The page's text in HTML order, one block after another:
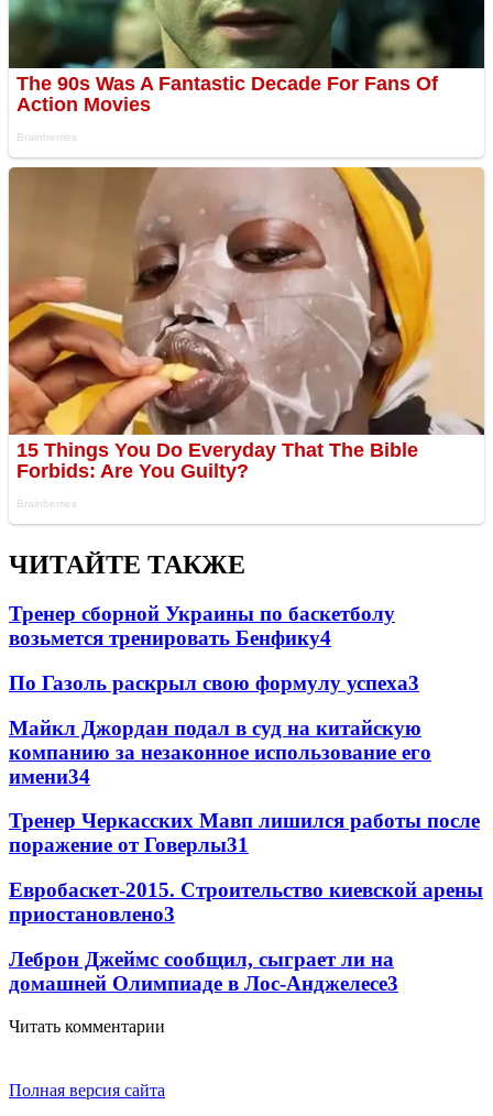
ЧИТАЙТЕ ТАКЖЕ
Тренер сборной Украины по баскетболу
возьмется тренировать Бенфику4
По Газоль раскрыл свою формулу успеха3
Майкл Джордан подал в суд на китайскую
компанию за незаконное использование его
имени34
Тренер Черкасских Мавп лишился работы после
поражение от Говерлы31
Евробаскет-2015. Строительство киевской арены
приостановлено3
Леброн Джеймс сообщил, сыграет ли на
домашней Олимпиаде в Лос-Анджелесе3
Читать комментарии
Полная версия сайта